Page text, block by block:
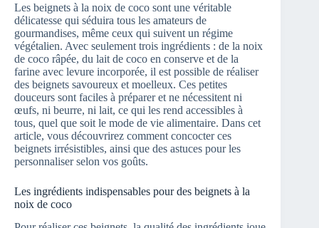
Les beignets à la noix de coco sont une véritable
délicatesse qui séduira tous les amateurs de
gourmandises, même ceux qui suivent un régime
végétalien. Avec seulement trois ingrédients : de la noix
de coco râpée, du lait de coco en conserve et de la
farine avec levure incorporée, il est possible de réaliser
des beignets savoureux et moelleux. Ces petites
douceurs sont faciles à préparer et ne nécessitent ni
œufs, ni beurre, ni lait, ce qui les rend accessibles à
tous, quel que soit le mode de vie alimentaire. Dans cet
article, vous découvrirez comment concocter ces
beignets irrésistibles, ainsi que des astuces pour les
personnaliser selon vos goûts.
Les ingrédients indispensables pour des beignets à la
noix de coco